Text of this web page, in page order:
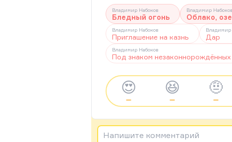
Владимир Набоков
Бледный огонь
Владимир Набоков
Облако,
Владимир Набоков
Приглашение на казнь
Владимир
Дар
Владимир Набоков
Под знаком незаконнорождённых
😍
—
😆
—
🤨
—
Напишите комментарий